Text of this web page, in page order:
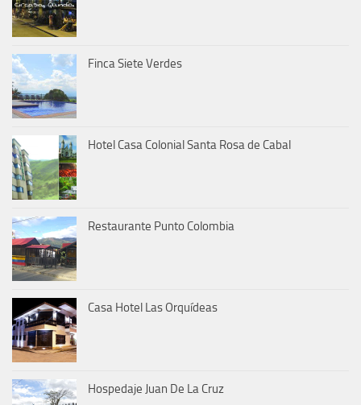
Finca Siete Verdes
Hotel Casa Colonial Santa Rosa de Cabal
Restaurante Punto Colombia
Casa Hotel Las Orquídeas
Hospedaje Juan De La Cruz